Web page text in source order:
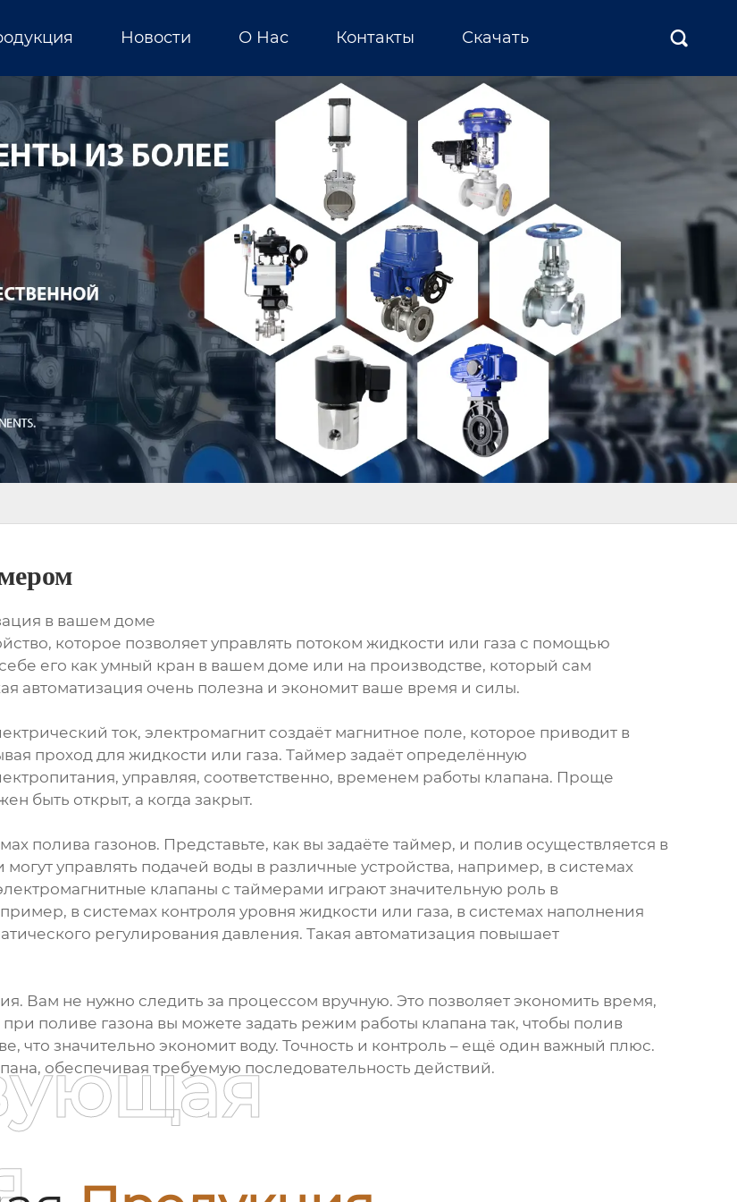
Новости О Нас Контакты Скачать 
в вашем доме
которое позволяет управлять потоком жидкости или газа с помощью
его как умный кран в вашем доме или на производстве, который сам
автоматизация очень полезна и экономит ваше время и силы.
ток, электромагнит создаёт магнитное поле, которое приводит в
проход для жидкости или газа. Таймер задаёт определённую
управляя, соответственно, временем работы клапана. Проще
быть открыт, а когда закрыт.
полива газонов. Представьте, как вы задаёте таймер, и полив осуществляется в
управлять подачей воды в различные устройства, например, в системах
клапаны с таймерами играют значительную роль в
в системах контроля уровня жидкости или газа, в системах наполнения
регулирования давления. Такая автоматизация повышает
Вам не нужно следить за процессом вручную. Это позволяет экономить время,
поливе газона вы можете задать режим работы клапана так, чтобы полив
что значительно экономит воду. Точность и контроль – ещё один важный плюс.
обеспечивая требуемую последовательность действий.